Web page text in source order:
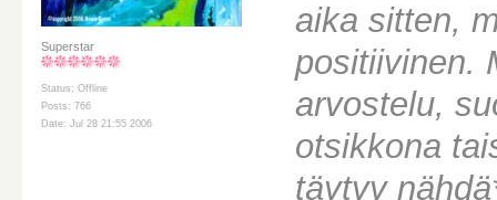
Superstar
Status: Offline
Posts: 766
Date: Jul 28 21:55 2006
aika sitten,
positiivinen.
arvostelu,
otsikkona
täytyy